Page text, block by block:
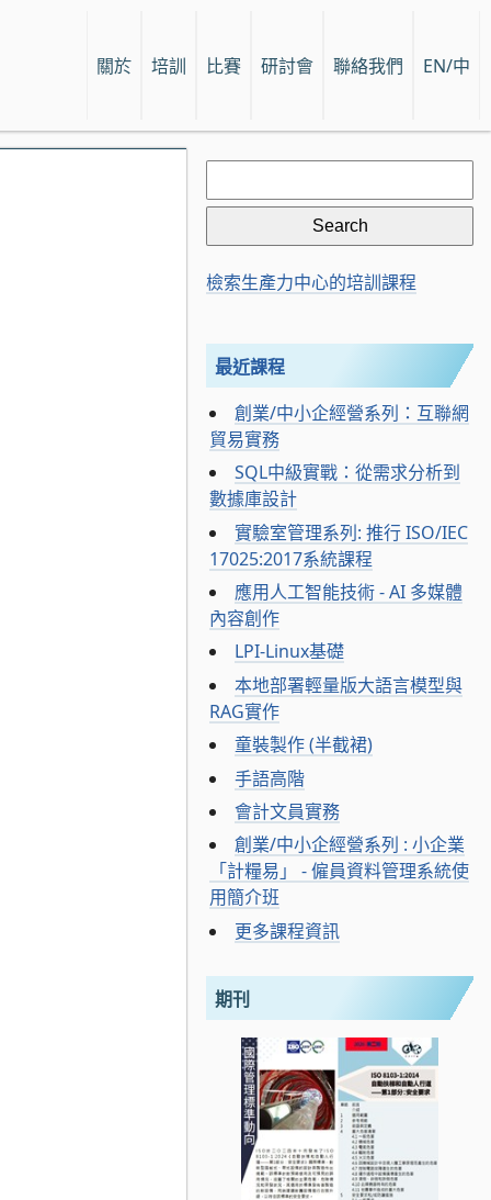
關於 培訓 比賽 研討會 聯絡我們 EN/中
Search
for:
檢索生產力中心的培訓課程
最近課程
創業/中小企經營系列：互聯網
貿易實務
SQL中級實戰：從需求分析到
數據庫設計
實驗室管理系列: 推行 ISO/IEC
17025:2017系統課程
應用人工智能技術 - AI 多媒體
內容創作
LPI-Linux基礎
本地部署輕量版大語言模型與
RAG實作
童裝製作 (半截裙)
手語高階
會計文員實務
創業/中小企經營系列 : 小企業
「計糧易」 - 僱員資料管理系統使
用簡介班
更多課程資訊
期刊